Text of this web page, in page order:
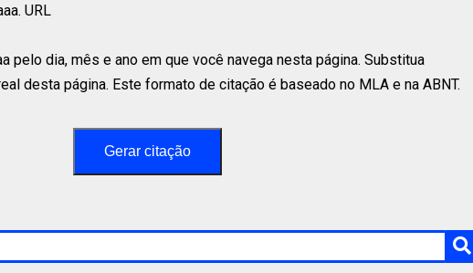
URL
pelo dia, mês e ano em que você navega nesta página. Substitua
desta página. Este formato de citação é baseado no MLA e na ABNT.
Gerar citação